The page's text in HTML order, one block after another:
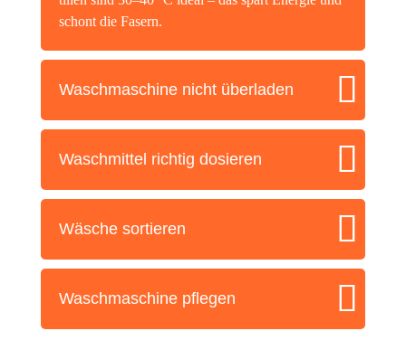
schont die Fasern.
Wasch­ma­schi­ne nicht überladen
Wasch­mit­tel rich­tig dosieren
Wäsche sor­tie­ren
Wasch­ma­schi­ne pflegen